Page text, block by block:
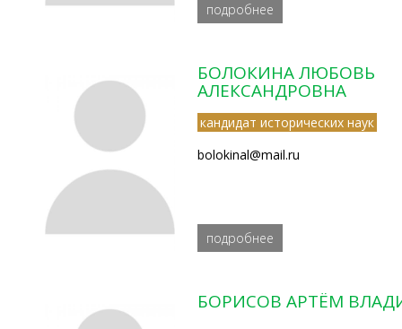
подробнее
БОЛОКИНА ЛЮБОВЬ
АЛЕКСАНДРОВНА
кандидат исторических наук
bolokinal@mail.ru
подробнее
БОРИСОВ АРТЁМ